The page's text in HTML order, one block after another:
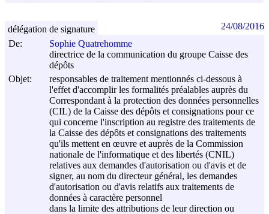
De:
Sophie Quatrehomme
directrice de la communication du groupe Caisse des
dépôts
Objet:
responsables de traitement mentionnés ci-dessous à
l'effet d'accomplir les formalités préalables auprès du
Correspondant à la protection des données personnelles
(CIL) de la Caisse des dépôts et consignations pour ce
qui concerne l'inscription au registre des traitements de
la Caisse des dépôts et consignations des traitements
qu'ils mettent en œuvre et auprès de la Commission
nationale de l'informatique et des libertés (CNIL)
relatives aux demandes d'autorisation ou d'avis et de
signer, au nom du directeur général, les demandes
d'autorisation ou d'avis relatifs aux traitements de
données à caractère personnel
dans la limite des attributions de leur direction ou
délégation de signature 24/08/2016